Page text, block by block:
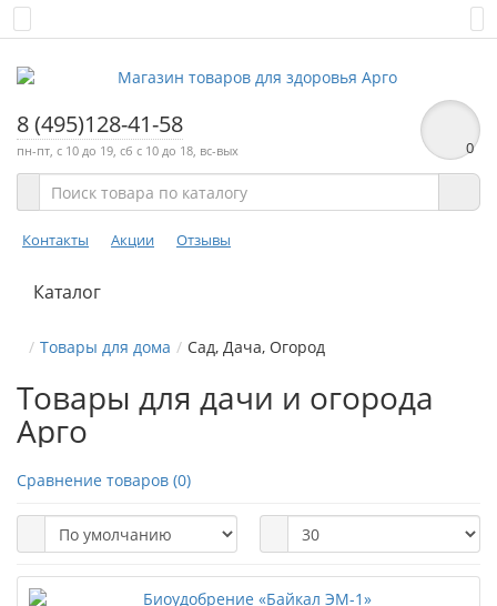
8 (495)128-41-58
пн-пт, с 10 до 19, сб с 10 до 18, вс-вых 0
Контакты Акции Отзывы
Каталог
Товары для дома Сад, Дача, Огород
Товары для дачи и огорода
Арго
Сравнение товаров (0)